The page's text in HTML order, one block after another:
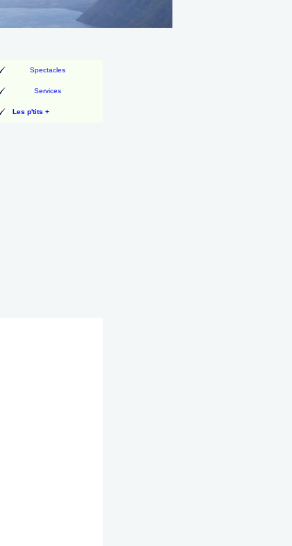
Spectacles
Services
Les p'tits +